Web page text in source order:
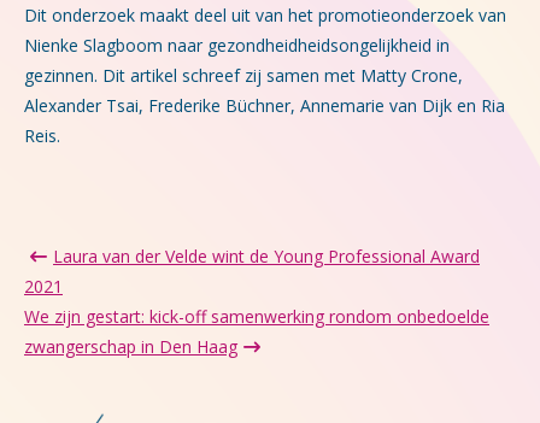
Dit onderzoek maakt deel uit van het promotieonderzoek van
Nienke Slagboom naar gezondheidheidsongelijkheid in
gezinnen. Dit artikel schreef zij samen met Matty Crone,
Alexander Tsai, Frederike Büchner, Annemarie van Dijk en Ria
Reis.
Laura van der Velde wint de Young Professional Award
2021
We zijn gestart: kick-off samenwerking rondom onbedoelde
zwangerschap in Den Haag